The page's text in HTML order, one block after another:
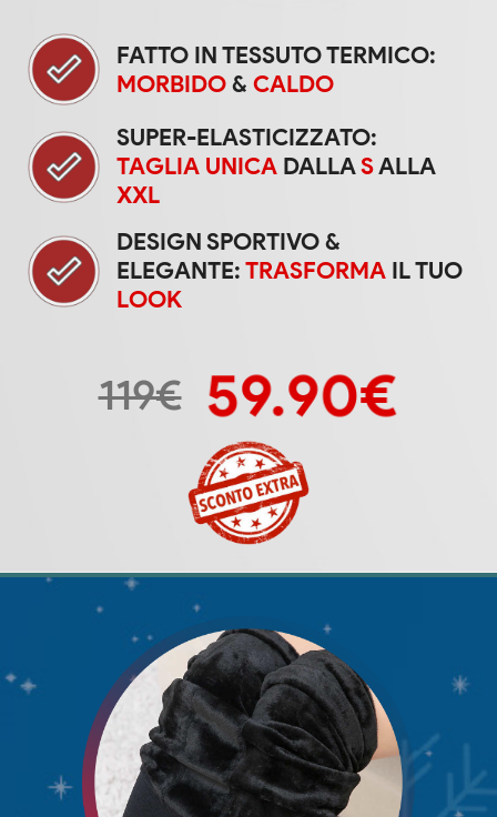
FATTO IN TESSUTO TERMICO:
MORBIDO & CALDO
SUPER-ELASTICIZZATO:
TAGLIA UNICA DALLASALLA
XXL
DESIGN SPORTIVO &
ELEGANTE: TRASFORMA IL TUO
LOOK
119€ 59.90€